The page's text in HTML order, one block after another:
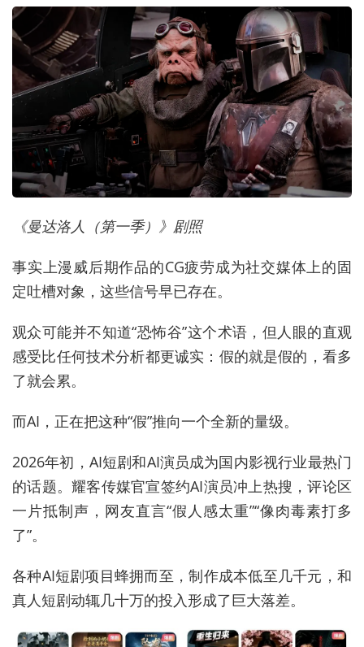
《曼达洛人（第一季）》剧照
事实上漫威后期作品的CG疲劳成为社交媒体上的固
定吐槽对象，这些信号早已存在。
观众可能并不知道“恐怖谷”这个术语，但人眼的直观
感受比任何技术分析都更诚实：假的就是假的，看多
了就会累。
而AI，正在把这种“假”推向一个全新的量级。
2026年初，AI短剧和AI演员成为国内影视行业最热门
的话题。耀客传媒官宣签约AI演员冲上热搜，评论区
一片抵制声，网友直言“假人感太重”“像肉毒素打多
了”。
各种AI短剧项目蜂拥而至，制作成本低至几千元，和
真人短剧动辄几十万的投入形成了巨大落差。